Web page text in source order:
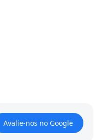
Avalie-nos no Google